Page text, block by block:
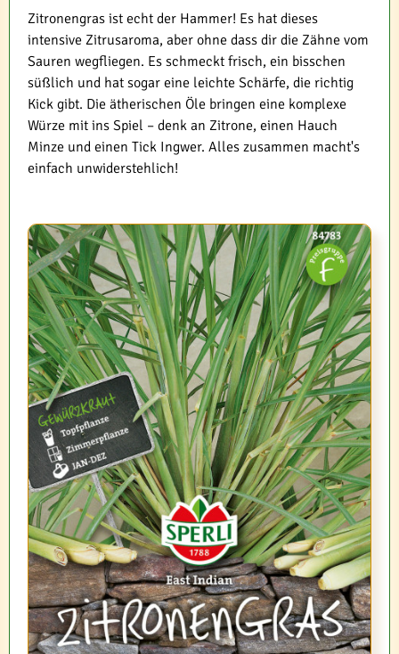
Zitronengras ist echt der Hammer! Es hat dieses
intensive Zitrusaroma, aber ohne dass dir die Zähne vom
Sauren wegfliegen. Es schmeckt frisch, ein bisschen
süßlich und hat sogar eine leichte Schärfe, die richtig
Kick gibt. Die ätherischen Öle bringen eine komplexe
Würze mit ins Spiel – denk an Zitrone, einen Hauch
Minze und einen Tick Ingwer. Alles zusammen macht's
einfach unwiderstehlich!